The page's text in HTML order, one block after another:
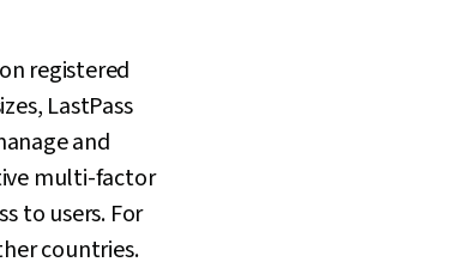
registered
LastPass
and
multi-factor
to users. For
countries.